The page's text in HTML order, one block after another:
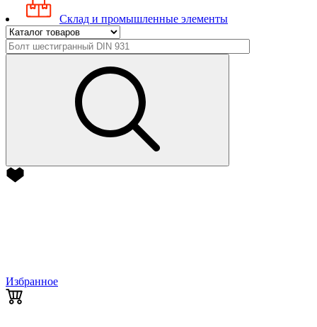
Склад и промышленные элементы
Избранное